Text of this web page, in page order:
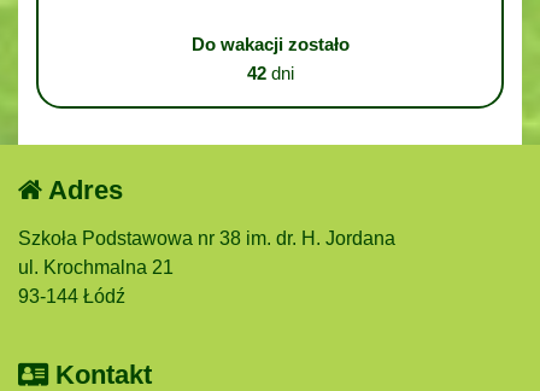
Do wakacji zostało
42dni
Adres
Szkoła Podstawowa nr 38 im. dr. H. Jordana
ul. Krochmalna 21
93-144 Łódź
Kontakt